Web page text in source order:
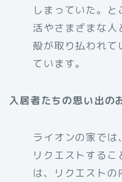
しまっていた。
活やさまざまな人
殻が取り払われて
ています。
入居者たちの思い出の
ライオンの家では
リクエストする
は、リクエスト